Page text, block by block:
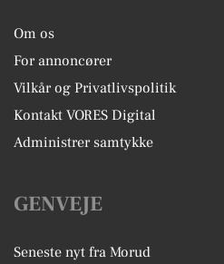
Om os
For annoncører
Vilkår og Privatlivspolitik
Kontakt VORES Digital
Administrer samtykke
GENVEJE
Seneste nyt fra Morud